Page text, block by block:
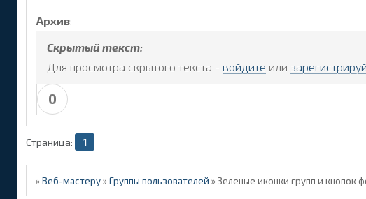
Архив:
Скрытый текст:
Для просмотра скрытого текста - войдите или
0
Страница: 1
»Веб-мастеру »Группы пользователей »Зеленые иконки групп и кнопок